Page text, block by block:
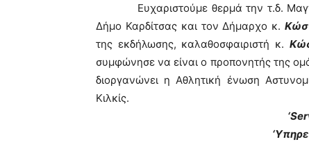
Ευχαριστούμε θερμά την τ.δ.
Δήμο Καρδίτσας και τον Δήμαρχο κ.
της εκδήλωσης, καλαθοσφαιριστή κ.
συμφώνησε να είναι ο προπονητής της
διοργανώνει η Αθλητική ένωση
Κιλκίς.
‘